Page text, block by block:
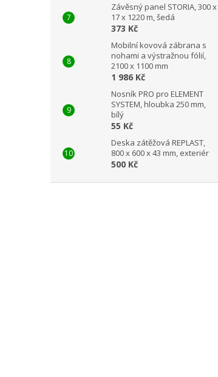
Závěsný panel STORIA, 300 x
17 x 1220 m, šedá
373 Kč
Mobilní kovová zábrana s
nohami a výstražnou fólií,
2100 x 1100 mm
1 986 Kč
Nosník PRO pro ELEMENT
SYSTEM, hloubka 250 mm,
bílý
55 Kč
Deska zátěžová REPLAST,
800 x 600 x 43 mm, exteriér
500 Kč